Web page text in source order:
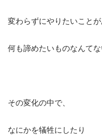
変わらずにやりたいことが
何も諦めたいものなんてな
その変化の中で、
なにかを犠牲にしたり